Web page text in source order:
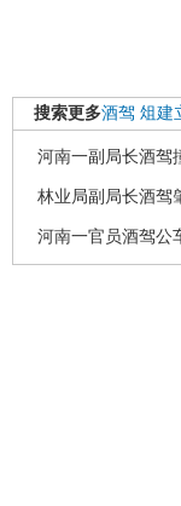
搜索更多酒驾 俎建
河南一副局长酒驾
林业局副局长酒驾
河南一官员酒驾公